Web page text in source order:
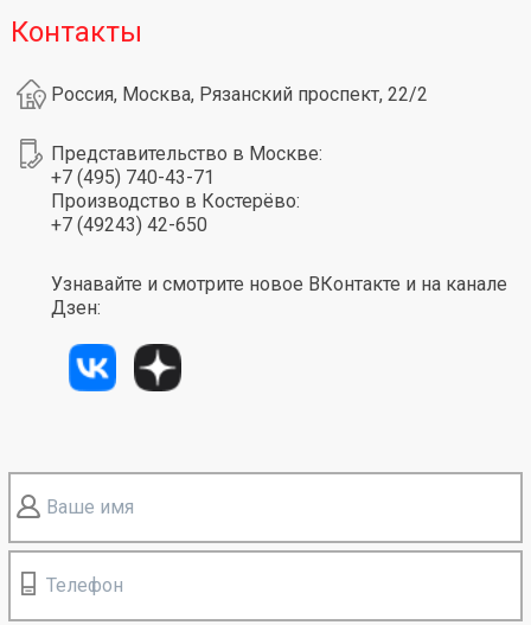
Контакты
Россия, Москва, Рязанский проспект, 22/2
Представительство в Москве:
+7 (495) 740-43-71
Производство в Костерёво:
+7 (49243) 42-650
Узнавайте и смотрите новое ВКонтакте и на канале
Дзен:
Ваше имя
Телефон